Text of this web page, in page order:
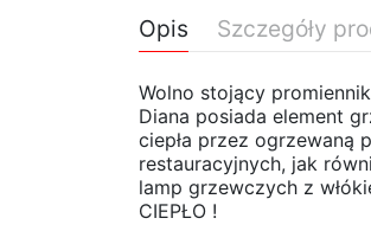
Opis Szczegóły
Wolno stojący
Diana posiada element
ciepła przez ogrzewaną
restauracyjnych, jak
lamp grzewczych z
CIEPŁO !